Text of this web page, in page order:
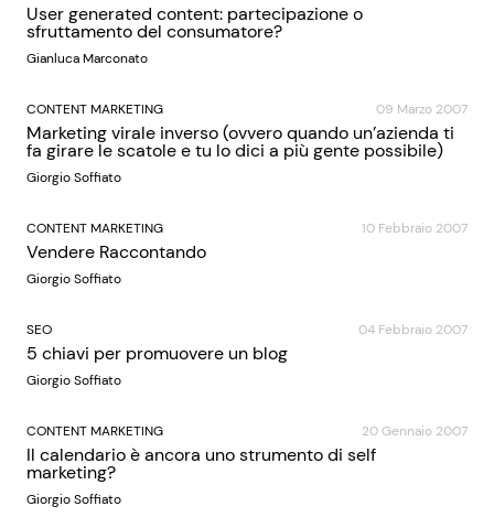
User generated content: partecipazione o
sfruttamento del consumatore?
Gianluca Marconato
CONTENT MARKETING 09 Marzo 2007
Marketing virale inverso (ovvero quando un’azienda ti
fa girare le scatole e tu lo dici a più gente possibile)
Giorgio Soffiato
CONTENT MARKETING 10 Febbraio 2007
Vendere Raccontando
Giorgio Soffiato
SEO 04 Febbraio 2007
5 chiavi per promuovere un blog
Giorgio Soffiato
CONTENT MARKETING 20 Gennaio 2007
Il calendario è ancora uno strumento di self
marketing?
Giorgio Soffiato